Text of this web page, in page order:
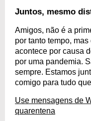
Juntos, mesmo
Amigos, não é a
por tanto tempo,
acontece por causa
por uma pandemia.
sempre. Estamos
comigo para tudo
Use mensagens de
quarentena